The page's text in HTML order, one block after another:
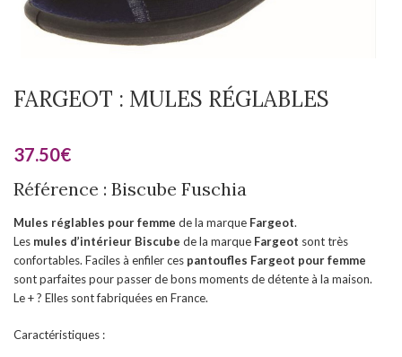
FARGEOT : MULES RÉGLABLES
37.50€
Référence : Biscube Fuschia
Mules réglables pour femme de la marque Fargeot.
Les mules d’intérieur Biscube de la marque Fargeot sont très
confortables. Faciles à enfiler ces pantoufles Fargeot pour femme
sont parfaites pour passer de bons moments de détente à la maison.
Le + ? Elles sont fabriquées en France.
Caractéristiques :